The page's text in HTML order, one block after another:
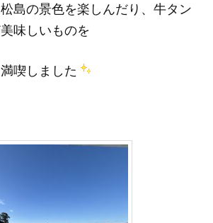
島の景色を楽しんだり、牛タン
味しいものを
喫しました